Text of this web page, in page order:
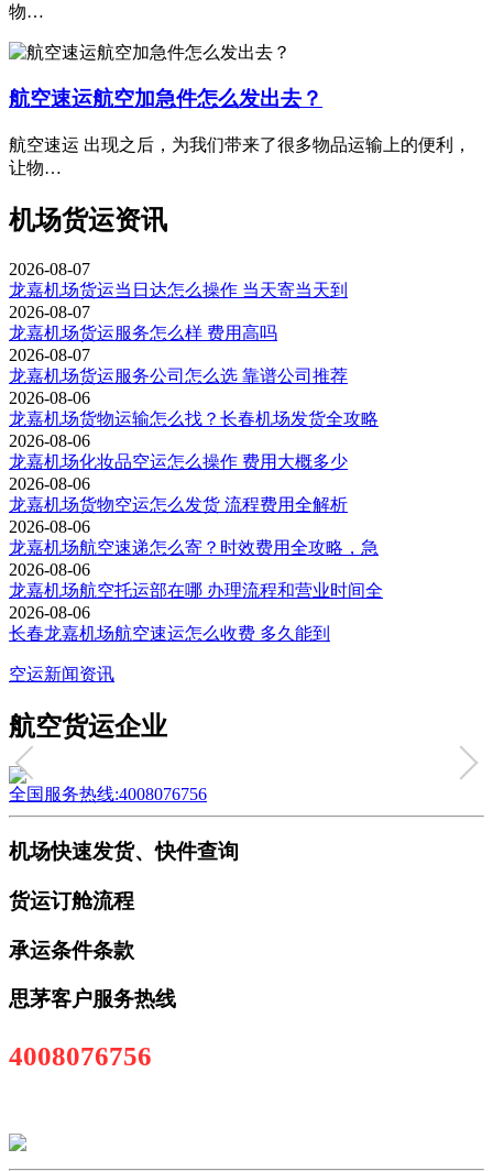
物…
航空速运航空加急件怎么发出去？
航空速运 出现之后，为我们带来了很多物品运输上的便利，
让物…
机场货运资讯
2026-08-07
龙嘉机场货运当日达怎么操作 当天寄当天到
2026-08-07
龙嘉机场货运服务怎么样 费用高吗
2026-08-07
龙嘉机场货运服务公司怎么选 靠谱公司推荐
2026-08-06
龙嘉机场货物运输怎么找？长春机场发货全攻略
2026-08-06
龙嘉机场化妆品空运怎么操作 费用大概多少
2026-08-06
龙嘉机场货物空运怎么发货 流程费用全解析
2026-08-06
龙嘉机场航空速递怎么寄？时效费用全攻略，急
2026-08-06
龙嘉机场航空托运部在哪 办理流程和营业时间全
2026-08-06
长春龙嘉机场航空速运怎么收费 多久能到
空运新闻资讯
航空货运企业
全国服务热线:4008076756
机场快速发货、快件查询
货运订舱流程
承运条件条款
思茅客户服务热线
4008076756